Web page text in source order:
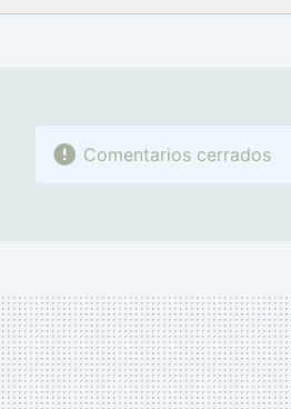
FACEBOOK
TWITTERFLIPBOARD
E-
WHATSAPP
Comentarios cerrados